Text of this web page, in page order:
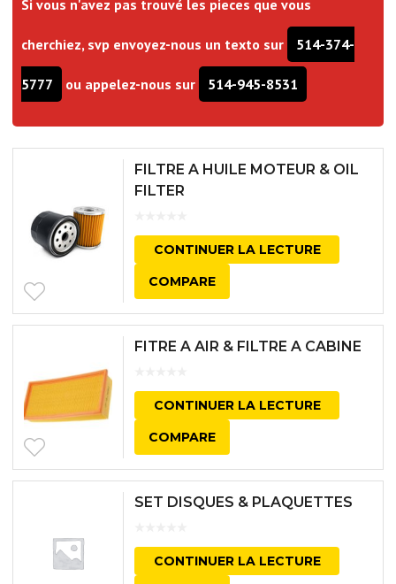
Si vous n'avez pas trouvé les pieces que vous
cherchiez, svp envoyez-nous un texto sur 514-374-
5777 ou appelez-nous sur 514-945-8531
FILTRE A HUILE MOTEUR & OIL
FILTER
CONTINUER LA LECTURE
COMPARE
FITRE A AIR & FILTRE A CABINE
CONTINUER LA LECTURE
COMPARE
SET DISQUES & PLAQUETTES
CONTINUER LA LECTURE